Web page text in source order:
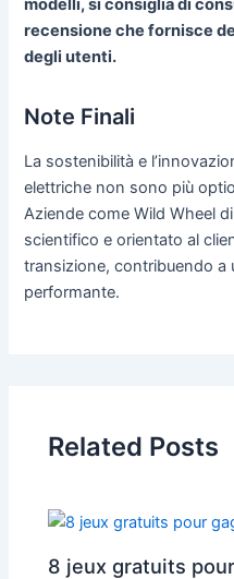
modelli, si consiglia di
recensione che fornisce
degli utenti.
Note Finali
La sostenibilità e
elettriche non sono più
Aziende come Wild Wheel
scientifico e orientato al
transizione, contribuendo a
performante.
Related Posts
8 jeux gratuits